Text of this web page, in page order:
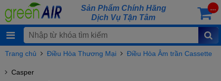
Sản Phẩm Chính Hãng
Dịch Vụ Tận Tâm
...
Trang chủ Điều Hòa Thương Mại Điều Hòa Âm trần Cassette
Casper